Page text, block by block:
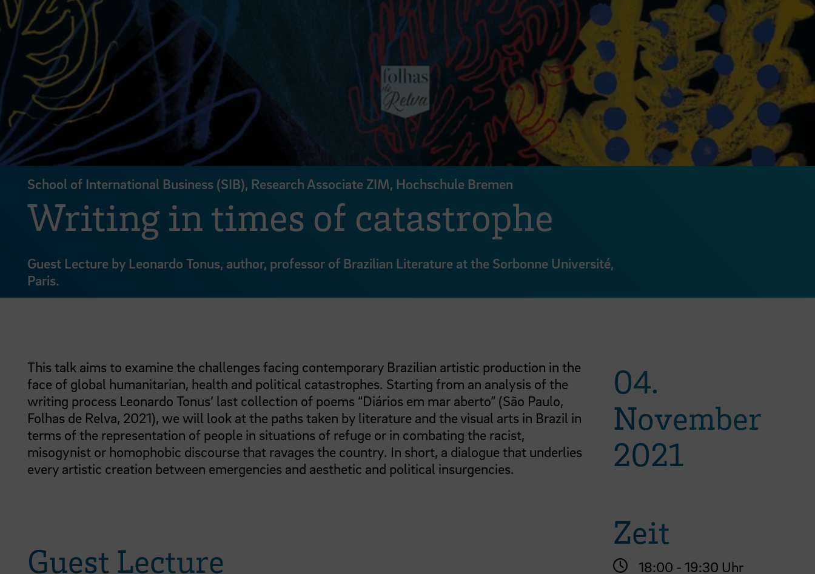
School of International Business (SIB), Research Associate ZIM, Hochschule Bremen
Writing in times of catastrophe
Guest Lecture by Leonardo Tonus, author, professor of Brazilian Literature at the Sorbonne Université,
Paris.
This talk aims to examine the challenges facing contemporary Brazilian artistic production in the
face of global humanitarian, health and political catastrophes. Starting from an analysis of the
writing process Leonardo Tonus’ last collection of poems “Diários em mar aberto” (São Paulo,
Folhas de Relva, 2021), we will look at the paths taken by literature and the visual arts in Brazil in
terms of the representation of people in situations of refuge or in combating the racist,
misogynist or homophobic discourse that ravages the country. In short, a dialogue that underlies
every artistic creation between emergencies and aesthetic and political insurgencies.
Guest Lecture
04.
November
2021
Zeit
18:00 - 19:30 Uhr